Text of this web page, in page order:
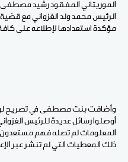
الموريتاني المفقود رشيد
الرئيس محمد ولد الغزواني مع
مؤكدة استعدادها لإطلاعه على
وأضافت بنت مصطفى في تصريح
أوصلوا رسائل عديدة للرئيس
المعلومات لم تصله فهم مستعدون
ذلك المعطيات التي لم تنشر عبر